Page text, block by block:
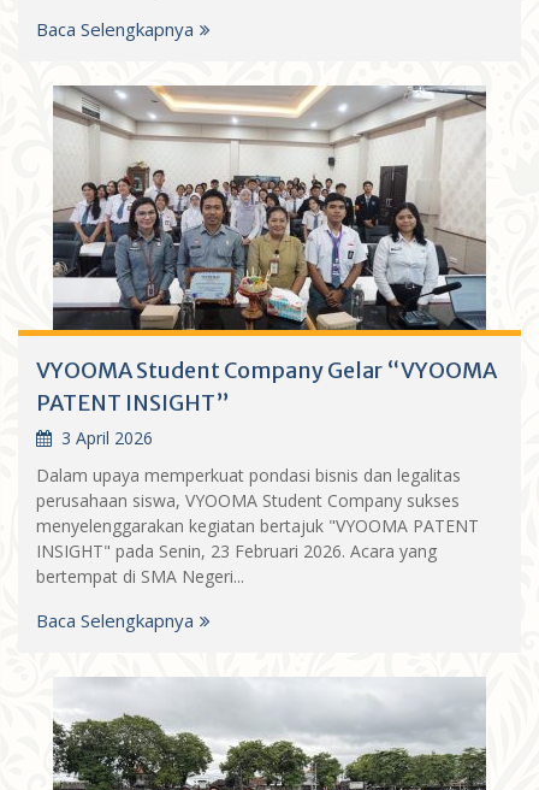
Baca Selengkapnya
VYOOMA Student Company Gelar “VYOOMA
PATENT INSIGHT”
3 April 2026
Dalam upaya memperkuat pondasi bisnis dan legalitas
perusahaan siswa, VYOOMA Student Company sukses
menyelenggarakan kegiatan bertajuk "VYOOMA PATENT
INSIGHT" pada Senin, 23 Februari 2026. Acara yang
bertempat di SMA Negeri...
Baca Selengkapnya